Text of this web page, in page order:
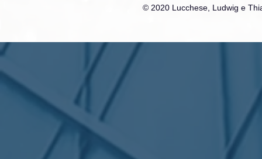
© 2020 Lucchese, Ludwig e